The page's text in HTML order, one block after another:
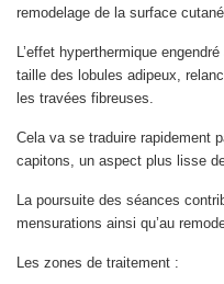
remodelage de la surface
L’effet hyperthermique
taille des lobules adipeux,
les travées fibreuses.
Cela va se traduire rapidement
capitons, un aspect plus lisse
La poursuite des séances
mensurations ainsi qu’au
Les zones de traitement :